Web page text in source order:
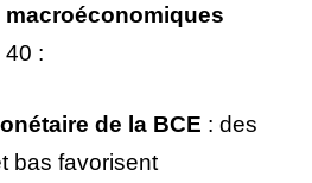
macroéconomiques
40 :
de la BCE : des
bas favorisent